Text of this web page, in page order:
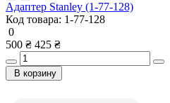
Адаптер Stanley (1-77-128)
Код товара: 1-77-128
0
500 ₴ 425 ₴
В корзину